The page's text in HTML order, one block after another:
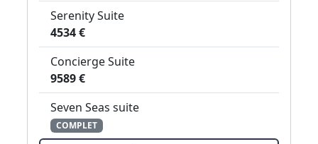
Serenity Suite
4534 €
Concierge Suite
9589 €
Seven Seas suite
COMPLET